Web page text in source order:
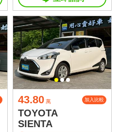
43.80 萬 加入比較
TOYOTA
SIENTA